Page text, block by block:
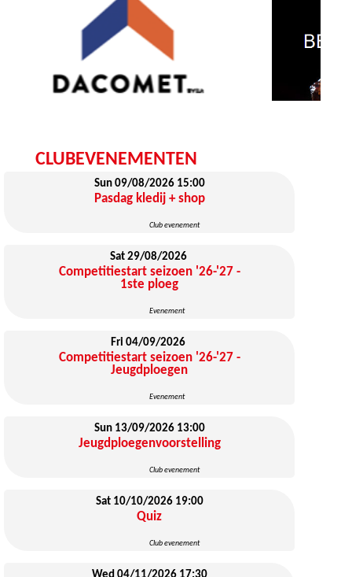
CLUBEVENEMENTEN
Sun 09/08/2026 15:00
Pasdag kledij + shop
Club evenement
Sat 29/08/2026
Competitiestart seizoen '26-'27 -
1ste ploeg
Evenement
Fri 04/09/2026
Competitiestart seizoen '26-'27 -
Jeugdploegen
Evenement
Sun 13/09/2026 13:00
Jeugdploegenvoorstelling
Club evenement
Sat 10/10/2026 19:00
Quiz
Club evenement